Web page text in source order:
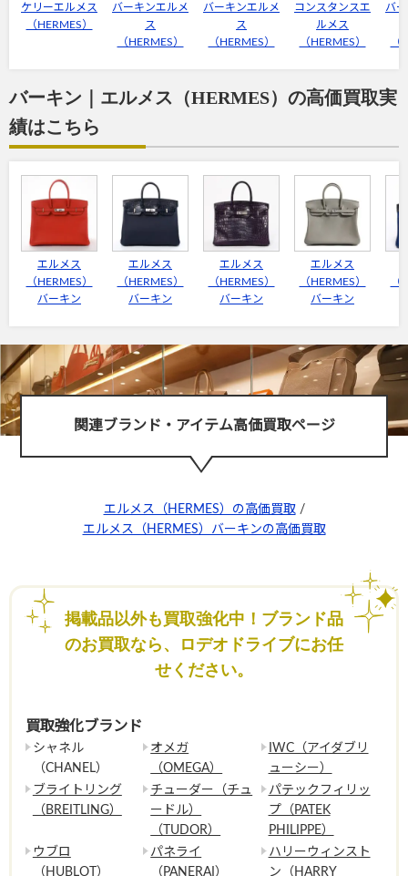
ケリーエルメス
（HERMES）
バーキンエルメ
ス
（HERMES）
バーキンエルメ
ス
（HERMES）
コンスタンスエ
ルメス
（HERMES）
バ
（
バーキン｜エルメス（HERMES）の高価買取実
績はこちら
エルメス
（HERMES）
バーキン
エルメス
（HERMES）
バーキン
エルメス
（HERMES）
バーキン
エルメス
（HERMES）
バーキン
（
関連ブランド・アイテム高価買取ページ
エルメス（HERMES）の高価買取 /
エルメス（HERMES）バーキンの高価買取
掲載品以外も買取強化中！ブランド品
のお買取なら、ロデオドライブにお任
せください。
買取強化ブランド
シャネル
（CHANEL）
オメガ
（OMEGA）
IWC（アイダブリ
ューシー）
ブライトリング
（BREITLING）
チューダー（チュ
ードル）
（TUDOR）
パテックフィリッ
プ（PATEK
PHILIPPE）
ウブロ
（HUBLOT）
パネライ
（PANERAI）
ハリーウィンスト
ン（HARRY